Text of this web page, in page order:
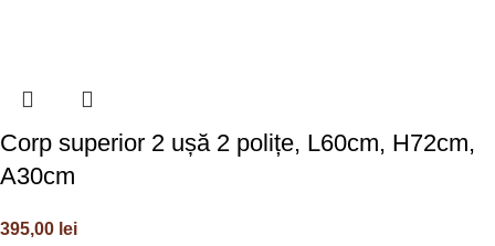
Corp superior 2 ușă 2 polițe, L60cm, H72cm,
A30cm
395,00 lei